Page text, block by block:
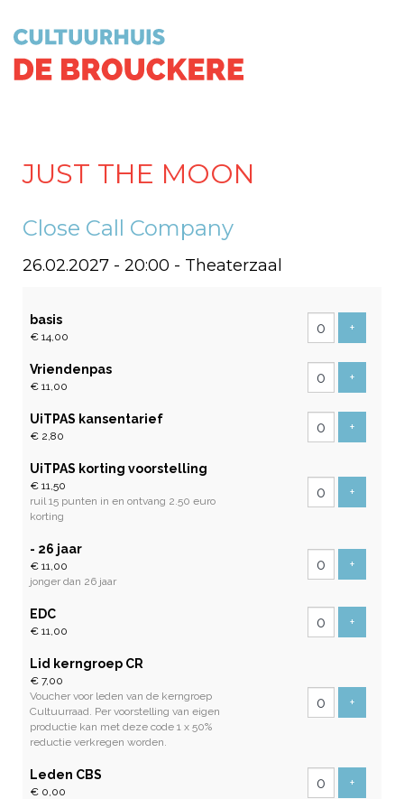
JUST THE MOON
Close Call Company
26.02.2027 - 20:00 - Theaterzaal
basis
€ 14,00
+Voeg
Vriendenpas
€ 11,00
+Voeg
UiTPAS kansentarief
€ 2,80
+Voeg
UiTPAS korting voorstelling
€ 11,50
ruil 15 punten in en ontvang 2.50 euro
korting
+Voeg
- 26 jaar
€ 11,00
jonger dan 26 jaar
+Voeg
EDC
€ 11,00
+Voeg
Lid kerngroep CR
€ 7,00
Voucher voor leden van de kerngroep
Cultuurraad. Per voorstelling van eigen
productie kan met deze code 1 x 50%
reductie verkregen worden.
+Voeg
Leden CBS
€ 0,00
+Voeg